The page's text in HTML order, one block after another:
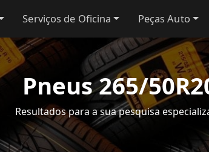
Serviços de Oficina Peças Auto
Pneus 265/
Resultados para a sua pesquisa